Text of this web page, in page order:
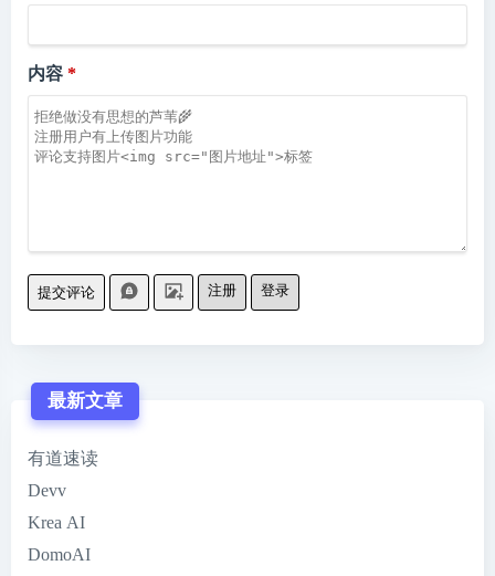
内容
提交评论 注册 登录
最新文章
有道速读
Devv
Krea AI
DomoAI